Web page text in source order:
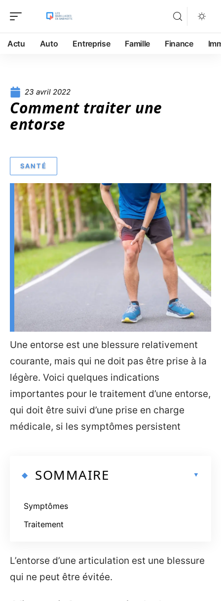
Actu Auto Entreprise Famille Finance
23 avril 2022
Comment traiter une
entorse
SANTÉ
Une entorse est une blessure relativement
courante, mais qui ne doit pas être prise à la
légère. Voici quelques indications
importantes pour le traitement d’une entorse,
qui doit être suivi d’une prise en charge
médicale, si les symptômes persistent
SOMMAIRE
Symptômes
Traitement
L’entorse d’une articulation est une blessure
qui ne peut être évitée.